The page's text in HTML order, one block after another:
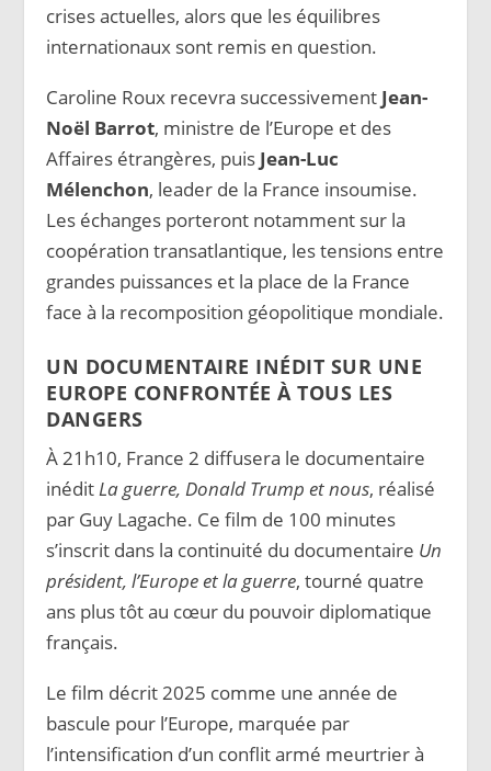
crises actuelles, alors que les équilibres
internationaux sont remis en question.
Caroline Roux recevra successivement Jean-
Noël Barrot, ministre de l’Europe et des
Affaires étrangères, puis Jean-Luc
Mélenchon, leader de la France insoumise.
Les échanges porteront notamment sur la
coopération transatlantique, les tensions entre
grandes puissances et la place de la France
face à la recomposition géopolitique mondiale.
UN DOCUMENTAIRE INÉDIT SUR UNE
EUROPE CONFRONTÉE À TOUS LES
DANGERS
À 21h10, France 2 diffusera le documentaire
inéditLa guerre, Donald Trump et nous, réalisé
par Guy Lagache. Ce film de 100 minutes
s’inscrit dans la continuité du documentaire Un
président, l’Europe et la guerre, tourné quatre
ans plus tôt au cœur du pouvoir diplomatique
français.
Le film décrit 2025 comme une année de
bascule pour l’Europe, marquée par
l’intensification d’un conflit armé meurtrier à